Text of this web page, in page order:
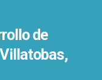
de